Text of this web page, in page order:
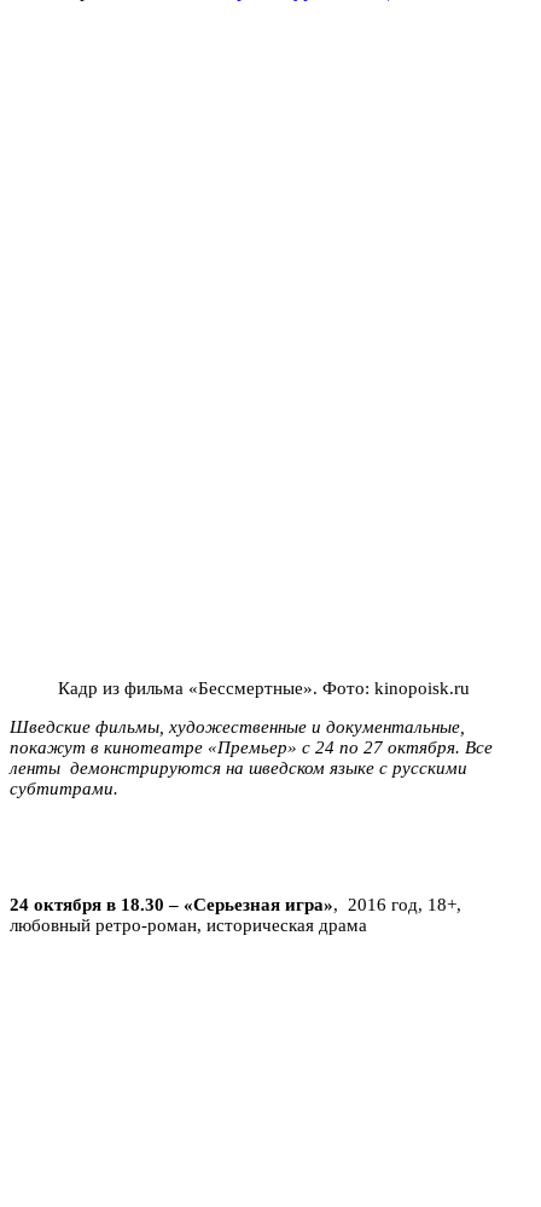
Кадр из фильма «Бессмертные». Фото: kinopoisk.ru
Шведские фильмы, художественные и документальные,
покажут в кинотеатре «Премьер» с 24 по 27 октября. Все
ленты демонстрируются на шведском языке с русскими
субтитрами.
24 октября в 18.30 – «Серьезная игра», 2016 год, 18+,
любовный ретро-роман, историческая драма